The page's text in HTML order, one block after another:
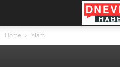
Home Islam